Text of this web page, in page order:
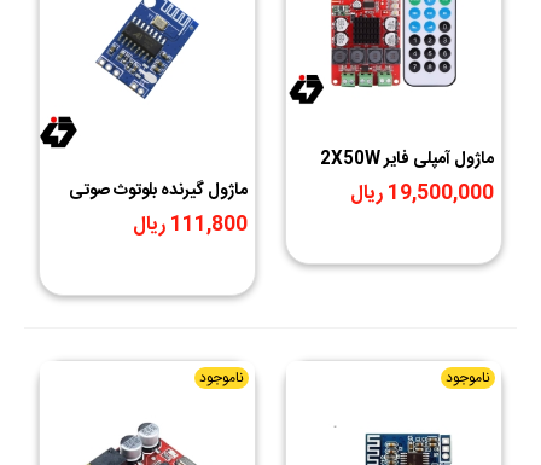
ماژول آمپلی فایر 2X50W
بلوتوث دار HW-645
19,500,000 ریال
ماژول گیرنده بلوتوث صوتی
CA-6928 V1.6 ورژن 5
111,800 ریال
ناموجود ناموجود